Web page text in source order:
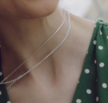
mot bättre
växande behov
kunniga och
som delar vårt
välbefinnande.
Life den största
hälsa i Norden,